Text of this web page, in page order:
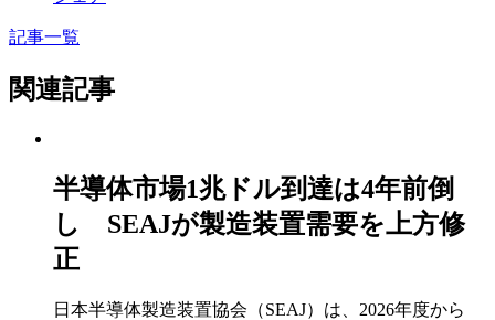
記事一覧
関連記事
半導体市場1兆ドル到達は4年前倒
し SEAJが製造装置需要を上方修
正
日本半導体製造装置協会（SEAJ）は、2026年度から